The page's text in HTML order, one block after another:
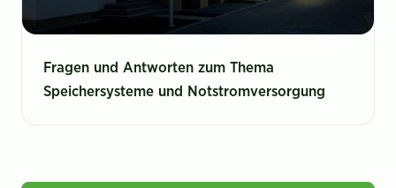
Fragen und Antworten zum Thema
Speichersysteme und Notstromversorgung